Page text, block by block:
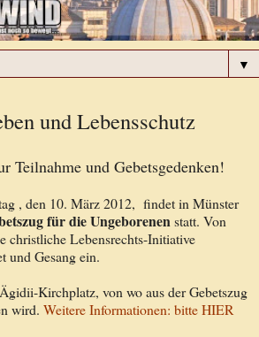
▼
und Lebensschutz
Teilnahme und Gebetsgedenken!
, den 10. März 2012, findet in Münster
für die Ungeborenenstatt. Von
christliche Lebensrechts-Initiative
und Gesang ein.
Kirchplatz, von wo aus der Gebetszug
wird. Weitere Informationen: bitte HIER